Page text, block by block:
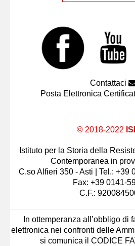
Contattaci
Posta Elettronica
© 2018-2022
Istituto per la Storia della
Contemporanea in
C.so Alfieri 350 - Asti | Tel.: +39
Fax: +39 0141-
C.F.:
In ottemperanza all’obbligo di
elettronica nei confronti delle
si comunica il CODICE